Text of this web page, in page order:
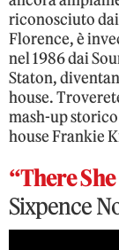
riconosciuto
Florence, è
nel 1986 dai
Staton,
house.
mash-up
house Frankie
“There
Sixpence